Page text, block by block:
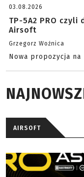
03.08.2026
TP-5A2 PRO czyli
Airsoft
Grzegorz Woźnica
Nowa propozycja
AIRSOFT